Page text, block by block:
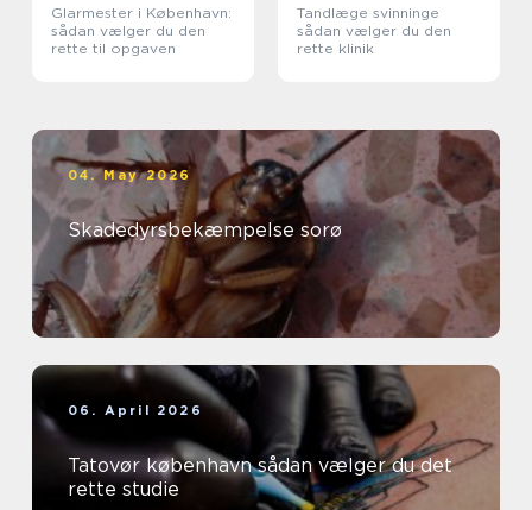
Glarmester i København:
sådan vælger du den
rette til opgaven
Tandlæge svinninge
sådan vælger du den
rette klinik
04. May 2026
Skadedyrsbekæmpelse sorø
06. April 2026
Tatovør københavn sådan vælger du det
rette studie